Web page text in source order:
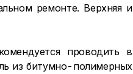
ремонте. Верхняя и
проводить в
из битумно-полимерных